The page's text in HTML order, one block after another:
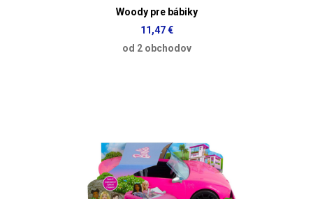
Woody pre bábiky
11,47 €
od 2 obchodov